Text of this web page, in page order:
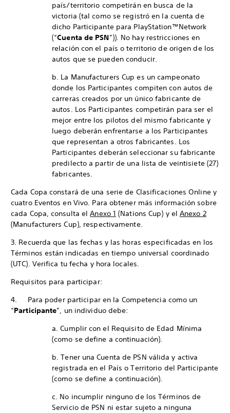
país/territorio competirán en busca de la
victoria (tal como se registró en la cuenta de
dicho Participante para PlayStation™Network
(“Cuenta de PSN”)). No hay restricciones en
relación con el país o territorio de origen de los
autos que se pueden conducir.
b. La Manufacturers Cup es un campeonato
donde los Participantes compiten con autos de
carreras creados por un único fabricante de
autos. Los Participantes competirán para ser el
mejor entre los pilotos del mismo fabricante y
luego deberán enfrentarse a los Participantes
que representan a otros fabricantes. Los
Participantes deberán seleccionar su fabricante
predilecto a partir de una lista de veintisiete (27)
fabricantes.
Cada Copa constará de una serie de Clasificaciones Online y
cuatro Eventos en Vivo. Para obtener más información sobre
cada Copa, consulta elAnexo 1 (Nations Cup) y elAnexo 2
(Manufacturers Cup), respectivamente.
3. Recuerda que las fechas y las horas especificadas en los
Términos están indicadas en tiempo universal coordinado
(UTC). Verifica tu fecha y hora locales.
Requisitos para participar:
4. Para poder participar en la Competencia como un
“Participante”, un individuo debe:
a. Cumplir con el Requisito de Edad Mínima
(como se define a continuación).
b. Tener una Cuenta de PSN válida y activa
registrada en el País o Territorio del Participante
(como se define a continuación).
c. No incumplir ninguno de los Términos de
Servicio de PSN ni estar sujeto a ninguna